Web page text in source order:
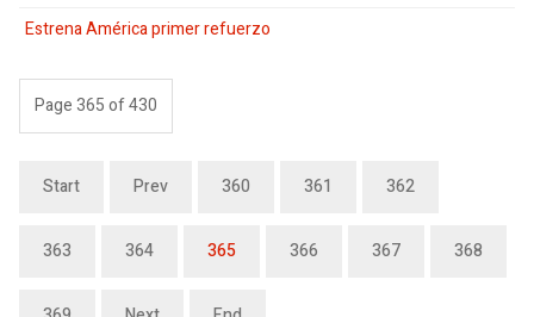
Estrena América primer refuerzo
Page 365 of 430
Start Prev 360 361 362
363 364 365 366 367 368